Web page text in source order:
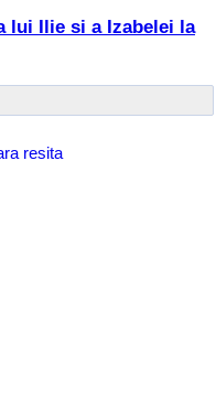
lui Ilie si a Izabelei la